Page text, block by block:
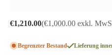
€1,210.00(€1,000.00 exkl.
Begrenzter Bestand Lieferung